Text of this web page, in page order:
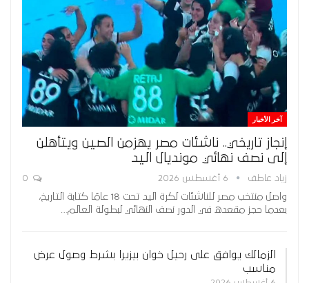
آخر الأخبار
إنجاز تاريخي.. ناشئات مصر يهزمن الصين ويتأهلن
إلى نصف نهائي مونديال اليد
زياد عاطف 6 أغسطس 2026
واصل منتخب مصر للناشئات لكرة اليد تحت 18 عامًا كتابة التاريخ،
بعدما حجز مقعده في الدور نصف النهائي لبطولة العالم…
الزمالك يوافق على رحيل خوان بيزيرا بشرط وصول عرض
مناسب